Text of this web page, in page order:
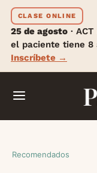
CLASE ONLINE
25 de agosto ·
el paciente tiene 8
Inscríbete →
Recomendados